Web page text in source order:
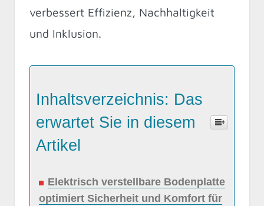
verbessert Effizienz, Nachhaltigkeit
und Inklusion.
Inhaltsverzeichnis: Das
erwartet Sie in diesem
Artikel
Elektrisch verstellbare Bodenplatte
optimiert Sicherheit und Komfort für